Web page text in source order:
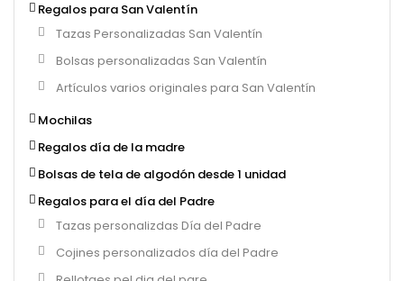
Regalos para San Valentín
Tazas Personalizadas San Valentín
Bolsas personalizadas San Valentín
Artículos varios originales para San Valentín
Mochilas
Regalos día de la madre
Bolsas de tela de algodón desde 1 unidad
Regalos para el día del Padre
Tazas personalizdas Día del Padre
Cojines personalizados día del Padre